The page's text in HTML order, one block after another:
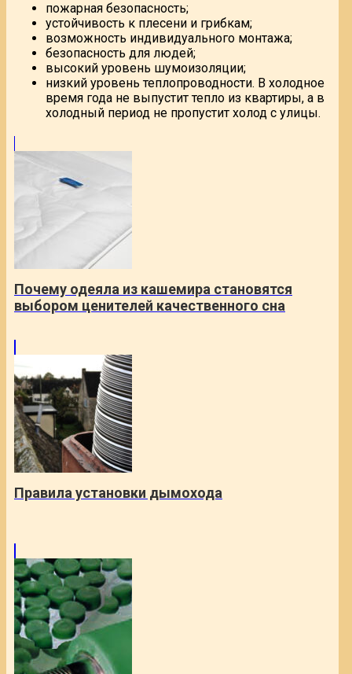
пожарная безопасность;
устойчивость к плесени и грибкам;
возможность индивидуального монтажа;
безопасность для людей;
высокий уровень шумоизоляции;
низкий уровень теплопроводности. В холодное
время года не выпустит тепло из квартиры, а в
холодный период не пропустит холод с улицы.
Почему одеяла из кашемира становятся
выбором ценителей качественного сна
Правила установки дымохода